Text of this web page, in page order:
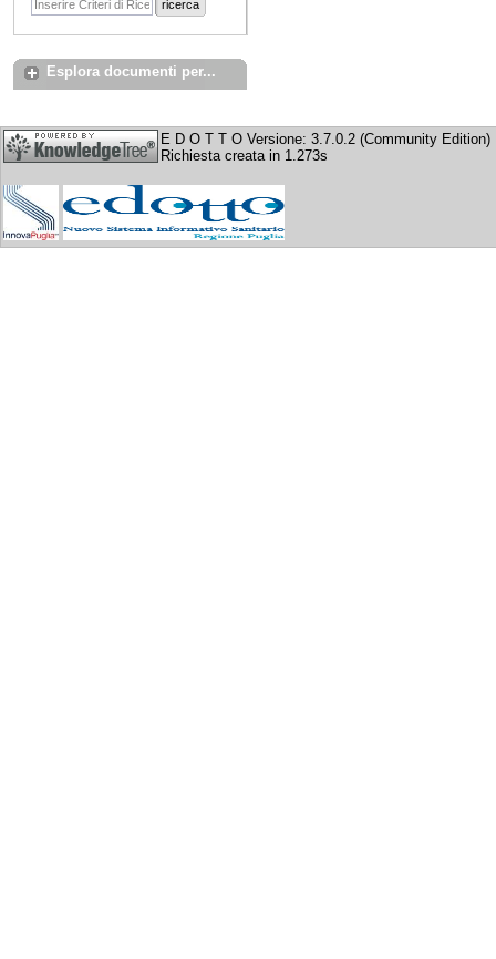
ricerca
Esplora documenti per...
E D O T T O Versione: 3.7.0.2 (Community Edition)
Richiesta creata in 1.273s